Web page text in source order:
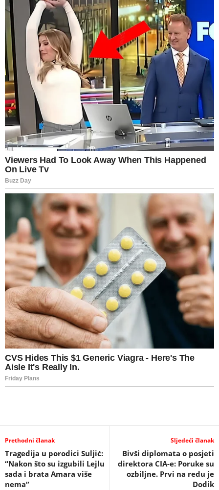
Prethodni članak
Tragedija u porodici Suljić:
“Nakon što su izgubili Lejlu
sada i brata Amara više
nema”
Sljedeći članak
Bivši diplomata o posjeti
direktora CIA-e: Poruke su
ozbiljne. Prvi na redu je
Dodik